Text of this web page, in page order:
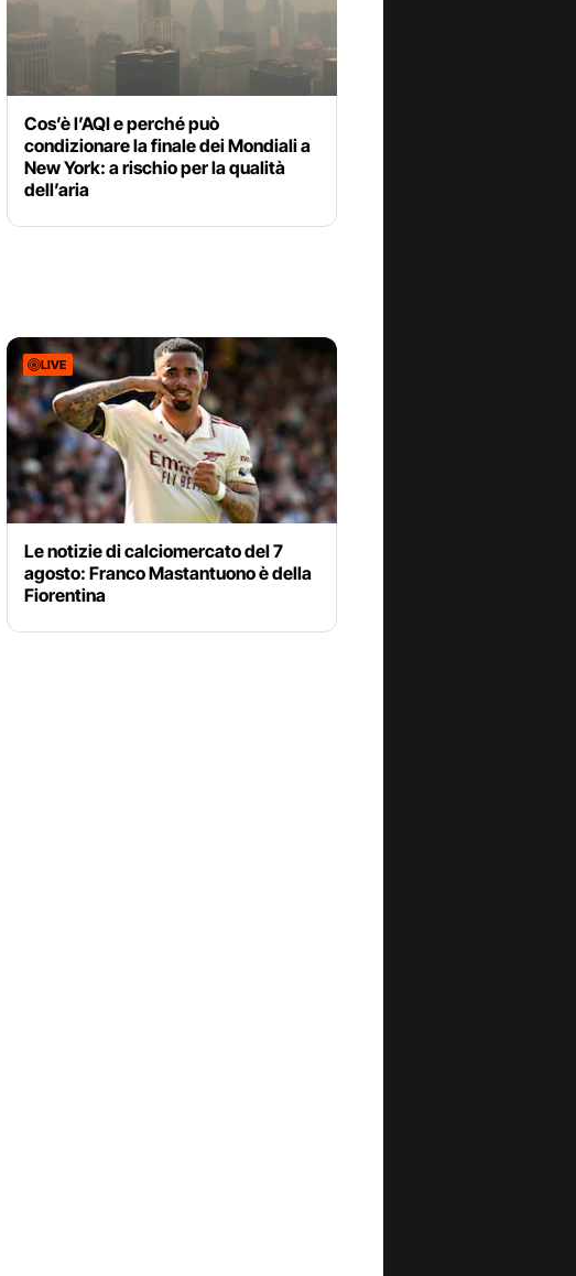
Cos’è l’AQI e perché può
condizionare la finale dei Mondiali a
New York: a rischio per la qualità
dell’aria
LIVE
Le notizie di calciomercato del 7
agosto: Franco Mastantuono è della
Fiorentina